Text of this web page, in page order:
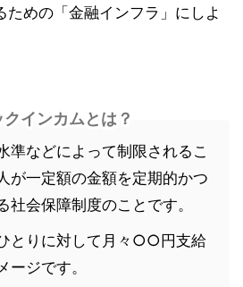
ための「金融インフラ」にしよ
インカムとは？
準などによって制限されるこ
が一定額の金額を定期的かつ
社会保障制度のことです。
とりに対して月々○○円支給
ージです。